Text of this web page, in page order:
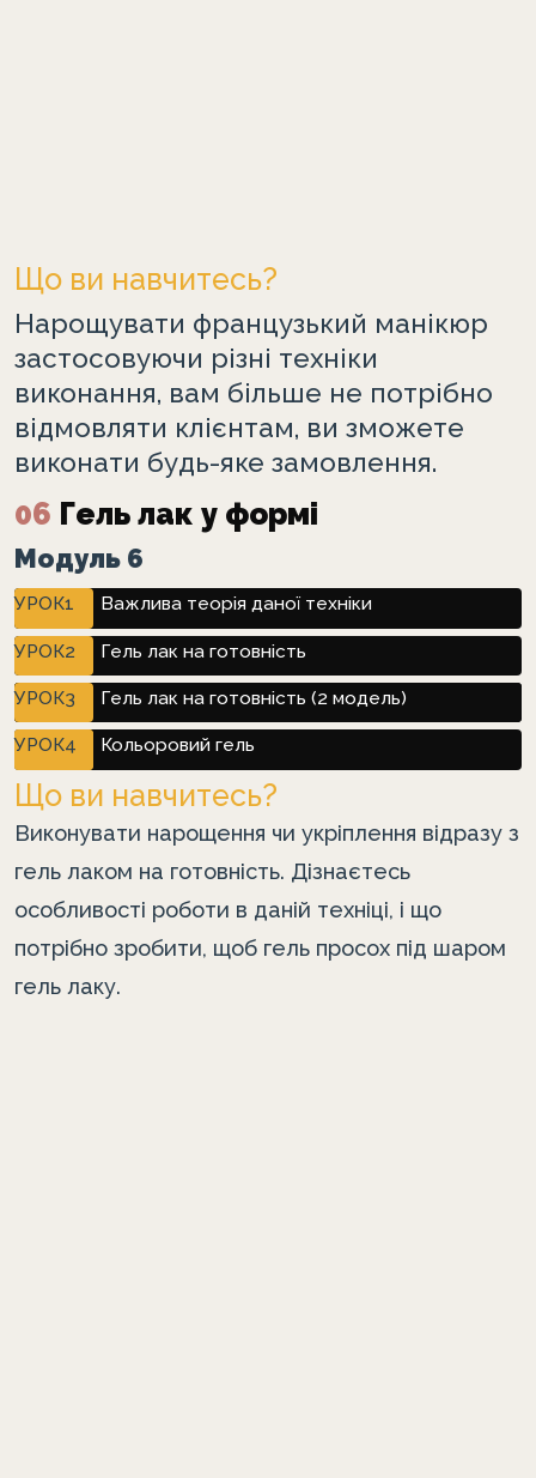
Важлива теорія даної техніки
Що ви навчитесь?
Нарощувати французький манікюр
застосовуючи різні техніки
виконання, вам більше не потрібно
відмовляти клієнтам, ви зможете
виконати будь-яке замовлення.
06 Гель лак у формі
УРОК1
УРОК2
УРОК3
УРОК4
Гель лак на готовність
Гель лак на готовність (2 модель)
Кольоровий гель
Модуль 6
Що ви навчитесь?
Виконувати нарощення чи укріплення відразу з
гель лаком на готовність. Дізнаєтесь
особливості роботи в даній техніці, і що
потрібно зробити, щоб гель просох під шаром
гель лаку.